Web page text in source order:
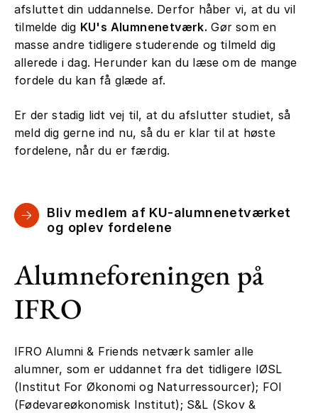
afsluttet din uddannelse. Derfor håber vi, at du vil
tilmelde dig KU's Alumnenetværk. Gør som en
masse andre tidligere studerende og tilmeld dig
allerede i dag. Herunder kan du læse om de mange
fordele du kan få glæde af.
Er der stadig lidt vej til, at du afslutter studiet, så
meld dig gerne ind nu, så du er klar til at høste
fordelene, når du er færdig.
Bliv medlem af KU-alumnenetværket
og oplev fordelene
Alumneforeningen på
IFRO
IFRO Alumni & Friends netværk samler alle
alumner, som er uddannet fra det tidligere IØSL
(Institut For Økonomi og Naturressourcer); FOI
(Fødevareøkonomisk Institut); S&L (Skov &